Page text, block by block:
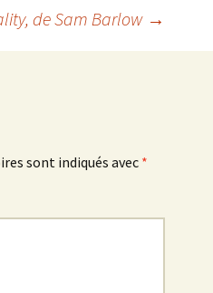
, de Sam Barlow →
sont indiqués avec *